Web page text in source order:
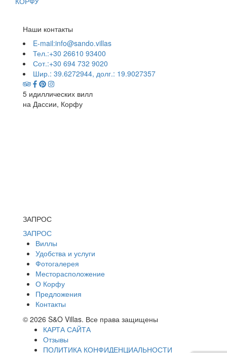
Наши контакты
E-mail:info@sando.villas
Тел.:+30 26610 93400
Сот.:+30 694 732 9020
Шир.: 39.6272944, долг.: 19.9027357
5 идиллических вилл
на Дассии, Корфу
ЗАПРОС
ЗАПРОС
Виллы
Удобства и услуги
Фотогалерея
Месторасположение
О Корфу
Предложения
Контакты
© 2026 S&O Villas. Все права защищены
КАРТА САЙТА
Отзывы
ПОЛИТИКА КОНФИДЕНЦИАЛЬНОСТИ